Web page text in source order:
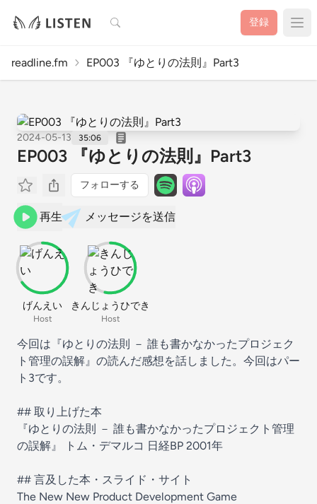
検索 登録
readline.fm EP003 『ゆとりの法則』Part3
2024-05-13 35:06
EP003 『ゆとりの法則』Part3
フォローする
再生 メッセージを送信
げんえい
Host
きんじょうひでき
Host
今回は『ゆとりの法則 － 誰も書かなかったプロジェク
ト管理の誤解』の読んだ感想を話しました。今回はパー
ト3です。
## 取り上げた本
『ゆとりの法則 － 誰も書かなかったプロジェクト管理
の誤解』
トム・デマルコ 日経BP 2001年
## 言及した本・スライド・サイト
The New New Product Development Game